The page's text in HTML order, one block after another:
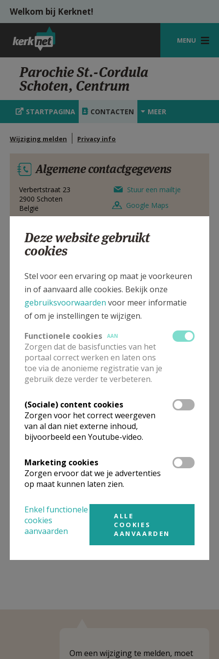
Overslaan en naar de inhoud gaan
Welkom bij Kerknet!
MENU
STARTPAGINA
KERK
VIERINGEN
HULP
MIJN PAROCHIE
AANMELDEN OF REGISTREREN
Parochie St.-Cordula
Schoten, Centrum
STARTPAGINA CONTACTEN MEER
Wijziging melden Privacy info
Algemene contactgegevens
Verbertstraat 23
2900 Schoten
België
Stuur een mailtje
Google Maps
Verbertstraat 23, 2900 Schoten
Organisatiestructuur
Niet gevonden wat je zocht? Hier vind je links naar de
gegevens van andere organisaties op het boven-,
Behoort tot
PE Heilige Veronica
Om een wijziging te melden, moet
Deze website gebruikt
cookies
Stel voor een ervaring op maat je voorkeuren
in of aanvaard alle cookies. Bekijk onze
gebruiksvoorwaarden voor meer informatie
of om je instellingen te wijzigen.
Functionele cookies
AAN
Zorgen dat de basisfuncties van het
portaal correct werken en laten ons
toe via de anonieme registratie van je
gebruik deze verder te verbeteren.
(Sociale) content cookies
Zorgen voor het correct weergeven
van al dan niet externe inhoud,
bijvoorbeeld een Youtube-video.
Marketing cookies
Zorgen ervoor dat we je advertenties
op maat kunnen laten zien.
Enkel functionele
cookies
aanvaarden
ALLE
COOKIES
AANVAARDEN